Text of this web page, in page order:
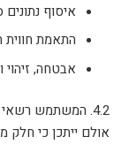
איסוף
התאמת
אבטחה, זיהוי
אולם ייתכן כי חלק